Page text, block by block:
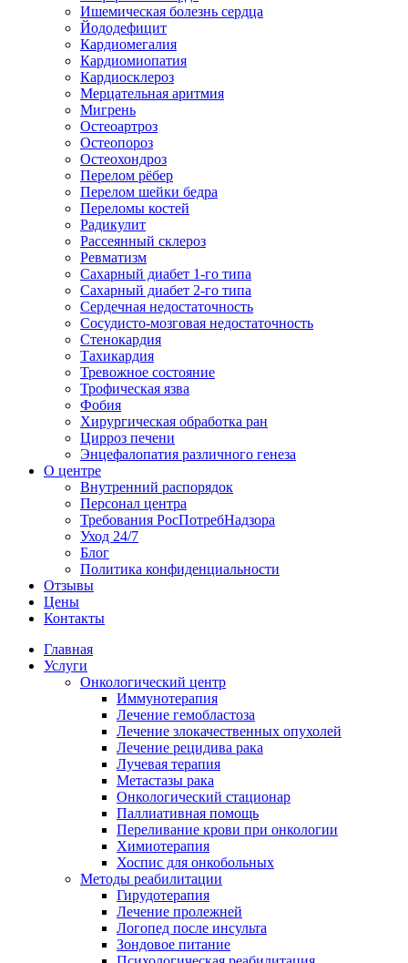
Ишемическая болезнь сердца
Йододефицит
Кардиомегалия
Кардиомиопатия
Кардиосклероз
Мерцательная аритмия
Мигрень
Остеоартроз
Остеопороз
Остеохондроз
Перелом рёбер
Перелом шейки бедра
Переломы костей
Радикулит
Рассеянный склероз
Ревматизм
Сахарный диабет 1-го типа
Сахарный диабет 2-го типа
Сердечная недостаточность
Сосудисто-мозговая недостаточность
Стенокардия
Тахикардия
Тревожное состояние
Трофическая язва
Фобия
Хирургическая обработка ран
Цирроз печени
Энцефалопатия различного генеза
О центре
Внутренний распорядок
Персонал центра
Требования РосПотребНадзора
Уход 24/7
Блог
Политика конфиденциальности
Отзывы
Цены
Контакты
Главная
Услуги
Онкологический центр
Иммунотерапия
Лечение гемобластоза
Лечение злокачественных опухолей
Лечение рецидива рака
Лучевая терапия
Метастазы рака
Онкологический стационар
Паллиативная помощь
Переливание крови при онкологии
Химиотерапия
Хоспис для онкобольных
Методы реабилитации
Гирудотерапия
Лечение пролежней
Логопед после инсульта
Зондовое питание